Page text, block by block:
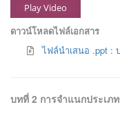
Play Video
ดาวน์โหลดไฟล์เอกสาร
ไฟล์นำเสนอ .ppt :
บทที่ 2 การจำแนกประเภ